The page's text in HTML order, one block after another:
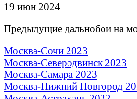
19 июн 2024
Предыдущие дальнобои на
Москва-Сочи 2023
Москва-Северодвинск 2023
Москва-Самара 2023
Москва-Нижний Новгород